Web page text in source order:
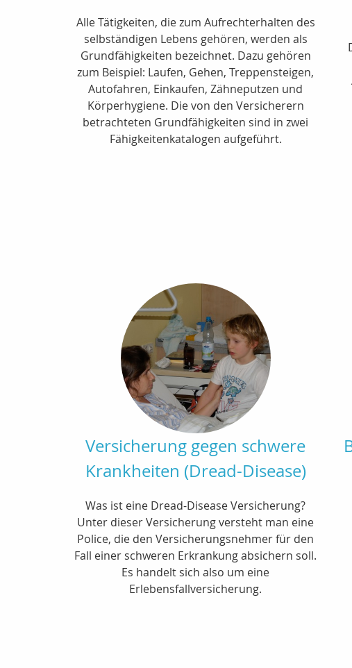
Alle Tätigkeiten, die zum Aufrechterhalten des
selbständigen Lebens gehören, werden als
Grundfähigkeiten bezeichnet. Dazu gehören
zum Beispiel: Laufen, Gehen, Treppensteigen,
Autofahren, Einkaufen, Zähneputzen und
Körperhygiene. Die von den Versicherern
betrachteten Grundfähigkeiten sind in zwei
Fähigkeitenkatalogen aufgeführt.
Versicherung gegen schwere
Krankheiten (Dread-Disease)
Was ist eine Dread-Disease Versicherung?
Unter dieser Versicherung versteht man eine
Police, die den Versicherungsnehmer für den
Fall einer schweren Erkrankung absichern soll.
Es handelt sich also um eine
Erlebensfallversicherung.